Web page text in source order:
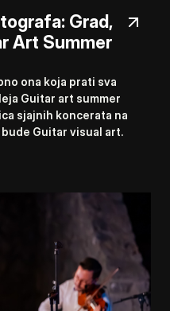
Grad,
Art Summer
ona koja prati sva
Guitar art summer
sjajnih koncerata na
Guitar visual art.